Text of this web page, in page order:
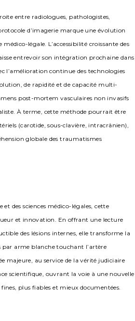
entre radiologues, pathologistes,
d’imagerie marque une évolution
légale. L’accessibilité croissante des
entrevoir son intégration prochaine dans
l’amélioration continue des technologies
de rapidité et de capacité multi-
post-mortem vasculaires non invasifs
À terme, cette méthode pourrait être
(carotide, sous-clavière, intracrânien),
globale des traumatismes
et des sciences médico-légales, cette
et innovation. En offrant une lecture
des lésions internes, elle transforme la
par arme blanche touchant l’artère
majeure, au service de la vérité judiciaire
scientifique, ouvrant la voie à une nouvelle
plus fiables et mieux documentées.